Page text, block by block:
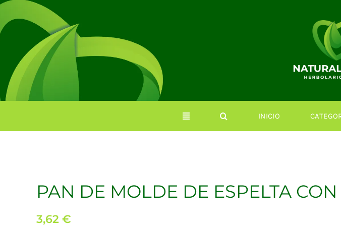
Saltar
contenido
INICIO
PAN DE MOLDE DE ESPELTA
3,62 €